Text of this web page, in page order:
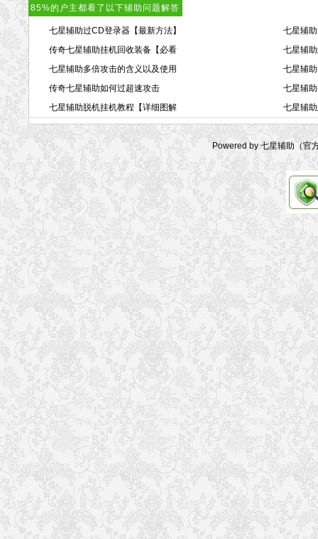
85%的户主都看了以下辅助问题解答
七星辅助过CD登录器【最新方法】
七星辅
传奇七星辅助挂机回收装备【必看
七星辅
七星辅助多倍攻击的含义以及使用
七星辅
传奇七星辅助如何过超速攻击
七星辅
七星辅助脱机挂机教程【详细图解
七星辅
Powered by 七星辅助（官